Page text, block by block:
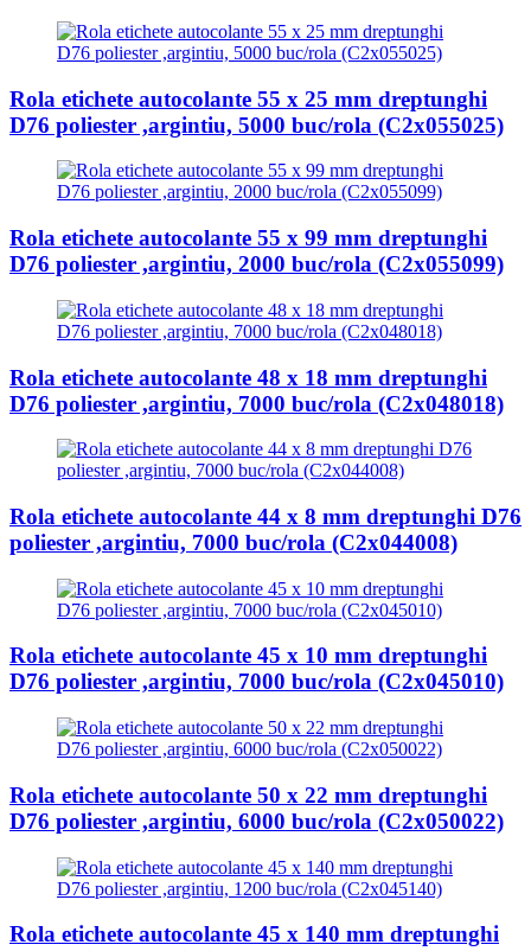
Rola etichete autocolante 55 x 25 mm dreptunghi
D76 poliester ,argintiu, 5000 buc/rola (C2x055025)
Rola etichete autocolante 55 x 99 mm dreptunghi
D76 poliester ,argintiu, 2000 buc/rola (C2x055099)
Rola etichete autocolante 48 x 18 mm dreptunghi
D76 poliester ,argintiu, 7000 buc/rola (C2x048018)
Rola etichete autocolante 44 x 8 mm dreptunghi D76
poliester ,argintiu, 7000 buc/rola (C2x044008)
Rola etichete autocolante 45 x 10 mm dreptunghi
D76 poliester ,argintiu, 7000 buc/rola (C2x045010)
Rola etichete autocolante 50 x 22 mm dreptunghi
D76 poliester ,argintiu, 6000 buc/rola (C2x050022)
Rola etichete autocolante 45 x 140 mm dreptunghi